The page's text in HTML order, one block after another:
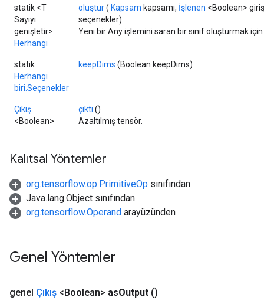
statik <T
Sayıyı
genişletir>
Herhangi
oluştur( Kapsam kapsamı, İşlenen <Boolean>
seçenekler)
Yeni bir Any işlemini saran bir sınıf oluşturmak
statik
Herhangi
biri.Seçenekler
keepDims (Boolean keepDims)
Çıkış
<Boolean>
çıktı ()
Azaltılmış tensör.
Kalıtsal Yöntemler
org.tensorflow.op.PrimitiveOp sınıfından
Java.lang.Object sınıfından
org.tensorflow.Operand arayüzünden
Genel Yöntemler
genel Çıkış <Boolean> asOutput ()